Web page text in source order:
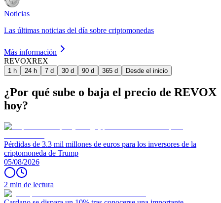
Noticias
Las últimas noticias del día sobre criptomonedas
Más información
REVOXREX
1 h 24 h 7 d 30 d 90 d 365 d Desde el inicio
¿Por qué sube o baja el precio de REVOX
hoy?
Pérdidas de 3.3 mil millones de euros para los inversores de la
criptomoneda de Trump
05/08/2026
2 min de lectura